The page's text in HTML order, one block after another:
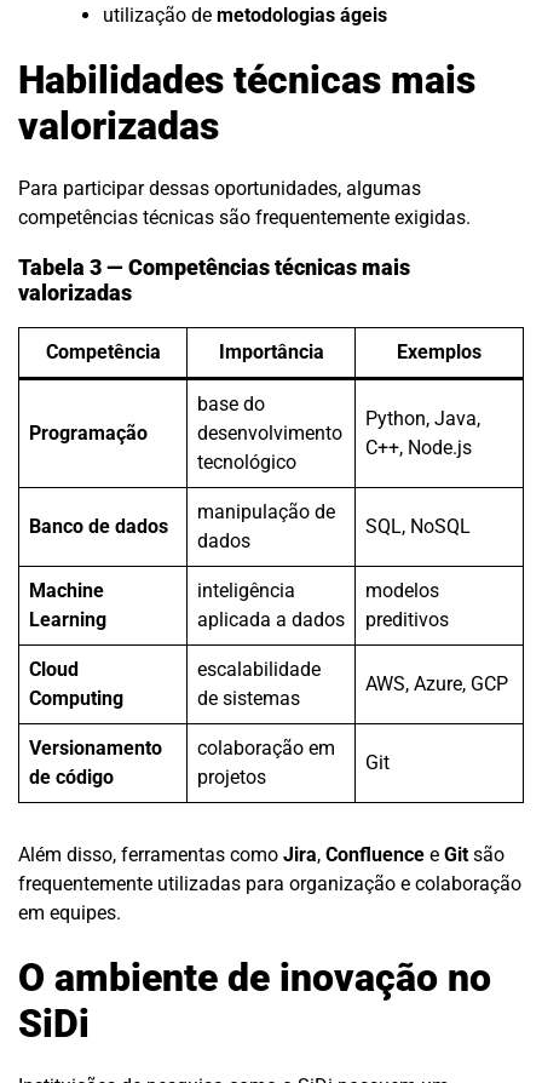
utilização de metodologias ágeis
Habilidades técnicas mais
valorizadas
Para participar dessas oportunidades, algumas
competências técnicas são frequentemente exigidas.
Tabela 3 — Competências técnicas mais
valorizadas
Competência Importância Exemplos
Programação
base do
desenvolvimento
tecnológico
Python, Java,
C++, Node.js
Banco de dados
manipulação de
dados
SQL, NoSQL
Machine
Learning
inteligência
aplicada a dados
modelos
preditivos
Cloud
Computing
escalabilidade
de sistemas
AWS, Azure, GCP
Versionamento
de código
colaboração em
projetos
Git
Além disso, ferramentas como Jira, Confluence e Git são
frequentemente utilizadas para organização e colaboração
em equipes.
O ambiente de inovação no
SiDi